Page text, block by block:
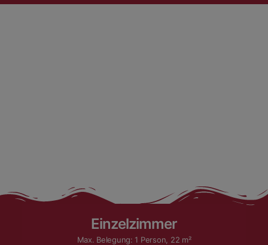
Einzelzimmer
Max. Belegung: 1 Person, 22 m²